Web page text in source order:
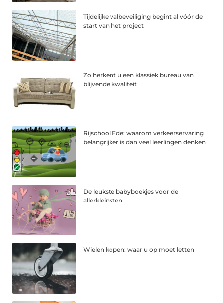
Tijdelijke valbeveiliging begint al vóór de
start van het project
Zo herkent u een klassiek bureau van
blijvende kwaliteit
Rijschool Ede: waarom verkeerservaring
belangrijker is dan veel leerlingen denken
De leukste babyboekjes voor de
allerkleinsten
Wielen kopen: waar u op moet letten